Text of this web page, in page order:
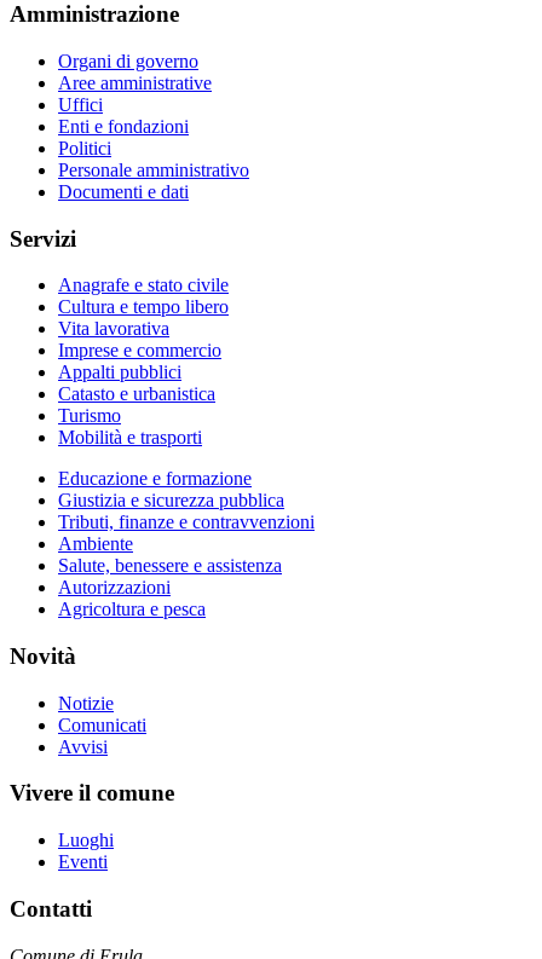
Amministrazione
Organi di governo
Aree amministrative
Uffici
Enti e fondazioni
Politici
Personale amministrativo
Documenti e dati
Servizi
Anagrafe e stato civile
Cultura e tempo libero
Vita lavorativa
Imprese e commercio
Appalti pubblici
Catasto e urbanistica
Turismo
Mobilità e trasporti
Educazione e formazione
Giustizia e sicurezza pubblica
Tributi, finanze e contravvenzioni
Ambiente
Salute, benessere e assistenza
Autorizzazioni
Agricoltura e pesca
Novità
Notizie
Comunicati
Avvisi
Vivere il comune
Luoghi
Eventi
Contatti